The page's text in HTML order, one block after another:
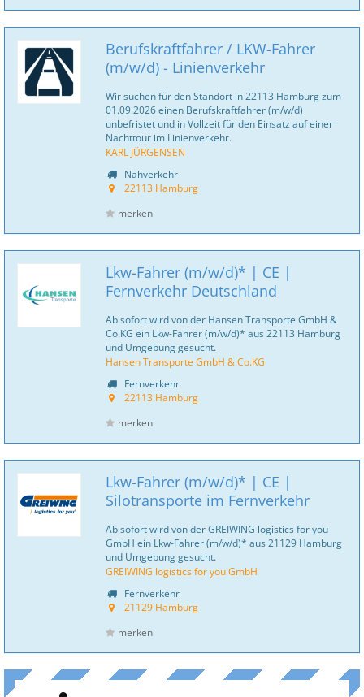
Berufskraftfahrer / LKW-Fahrer
(m/w/d) - Linienverkehr
Wir suchen für den Standort in 22113 Hamburg zum
01.09.2026 einen Berufskraftfahrer (m/w/d)
unbefristet und in Vollzeit für den Einsatz auf einer
Nachttour im Linienverkehr.
KARL JÜRGENSEN
Nahverkehr
22113 Hamburg
merken
Lkw-Fahrer (m/w/d)* | CE |
Fernverkehr Deutschland
Ab sofort wird von der Hansen Transporte GmbH &
Co.KG ein Lkw-Fahrer (m/w/d)* aus 22113 Hamburg
und Umgebung gesucht.
Hansen Transporte GmbH & Co.KG
Fernverkehr
22113 Hamburg
merken
Lkw-Fahrer (m/w/d)* | CE |
Silotransporte im Fernverkehr
Ab sofort wird von der GREIWING logistics for you
GmbH ein Lkw-Fahrer (m/w/d)* aus 21129 Hamburg
und Umgebung gesucht.
GREIWING logistics for you GmbH
Fernverkehr
21129 Hamburg
merken